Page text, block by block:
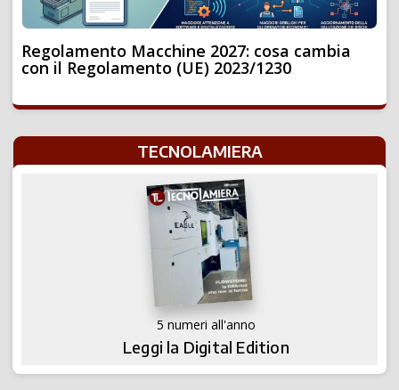
Regolamento Macchine 2027: cosa cambia
con il Regolamento (UE) 2023/1230
TECNOLAMIERA
5 numeri all'anno
Leggi la Digital Edition